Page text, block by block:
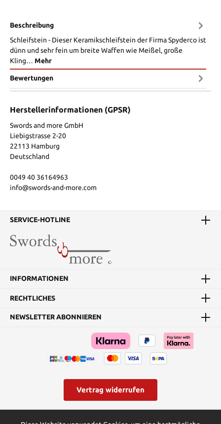
Beschreibung
Schleifstein - Dieser Keramikschleifstein der Firma Spyderco ist
dünn und sehr fein um breite Waffen wie Meißel, große
Kling… Mehr
Bewertungen
Herstellerinformationen (GPSR)
Swords and more GmbH
Liebigstrasse 2-20
22113 Hamburg
Deutschland
0049 40 36164963
info@swords-and-more.com
SERVICE-HOTLINE
INFORMATIONEN
RECHTLICHES
NEWSLETTER ABONNIEREN
Vertrag widerrufen